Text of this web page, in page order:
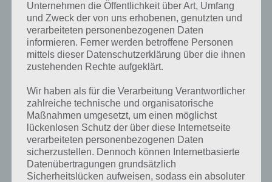
Wenn die Lösung, die wir dir oben Tiergeräusche vorgestellt haben,
nicht mehr aktuell sein sollte oder ein Wort in der Lösung von 94
Prozent fehlt, so teile uns die korrekten Lösungen einfach in den
Kommentaren mit. Nur so können wir stets die aktuellen Antworten
auf die zahlreichen Fragen und Sachverhalte in der App geben. Da
die Entwickler die Lösungen immer mal wieder verändern.
Darum geht es bei 94%
Was ist 94%? In der App 94% musst du auf Basis eines Bildes oder
einer Aussage die Antworten herausfinden, die von anderen Spielern
am häufigsten genannt worden sind. Nur so kannst du das nächste
Level freischalten. Zusammenaddiert ergeben alle Antworten 94
Unternehmen die Öffentlichkeit über Art, Umfang
und Zweck der von uns erhobenen, genutzten und
verarbeiteten personenbezogenen Daten
informieren. Ferner werden betroffene Personen
mittels dieser Datenschutzerklärung über die ihnen
zustehenden Rechte aufgeklärt.
Wir haben als für die Verarbeitung Verantwortlicher
zahlreiche technische und organisatorische
Maßnahmen umgesetzt, um einen möglichst
lückenlosen Schutz der über diese Internetseite
verarbeiteten personenbezogenen Daten
sicherzustellen. Dennoch können Internetbasierte
Datenübertragungen grundsätzlich
Sicherheitslücken aufweisen, sodass ein absoluter